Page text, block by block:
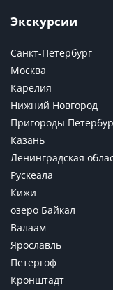
Экскурсии
Санкт-Петербург
Москва
Карелия
Нижний Новгород
Пригороды
Казань
Ленинградская
Рускеала
Кижи
озеро Байкал
Валаам
Ярославль
Петергоф
Кронштадт